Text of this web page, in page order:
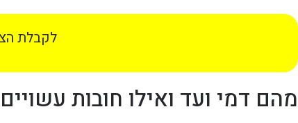
לקבלת
מהם דמי ועד ואילו חובות